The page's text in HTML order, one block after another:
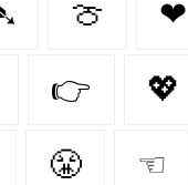
🍈 ❤
👉 💖
😤 ☜